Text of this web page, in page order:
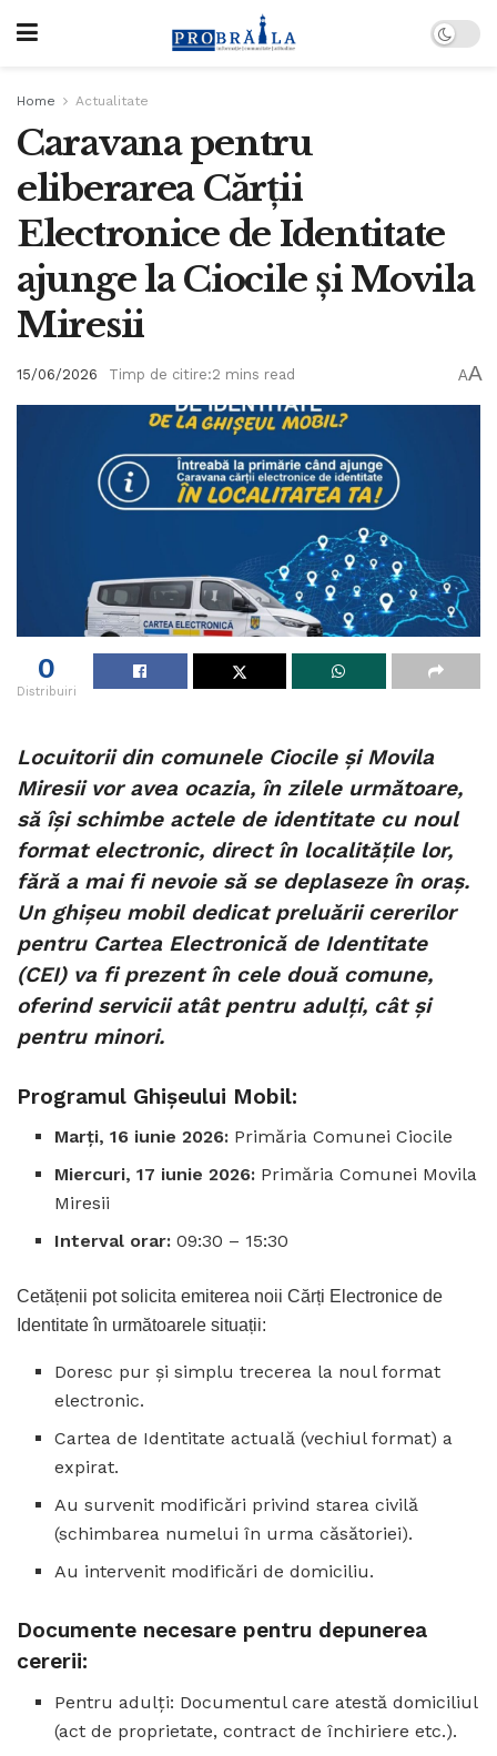
Home Actualitate
Caravana pentru
eliberarea Cărții
Electronice de Identitate
ajunge la Ciocile și Movila
Miresii
15/06/2026 Timp de citire:2 mins read AA
0
Distribuiri
Locuitorii din comunele Ciocile și Movila
Miresii vor avea ocazia, în zilele următoare,
să își schimbe actele de identitate cu noul
format electronic, direct în localitățile lor,
fără a mai fi nevoie să se deplaseze în oraș.
Un ghișeu mobil dedicat preluării cererilor
pentru Cartea Electronică de Identitate
(CEI) va fi prezent în cele două comune,
oferind servicii atât pentru adulți, cât și
pentru minori.
Programul Ghișeului Mobil:
Marți, 16 iunie 2026: Primăria Comunei Ciocile
Miercuri, 17 iunie 2026: Primăria Comunei Movila
Miresii
Interval orar: 09:30 – 15:30
Cetățenii pot solicita emiterea noii Cărți Electronice de
Identitate în următoarele situații:
Doresc pur și simplu trecerea la noul format
electronic.
Cartea de Identitate actuală (vechiul format) a
expirat.
Au survenit modificări privind starea civilă
(schimbarea numelui în urma căsătoriei).
Au intervenit modificări de domiciliu.
Documente necesare pentru depunerea
cererii:
Pentru adulți: Documentul care atestă domiciliul
(act de proprietate, contract de închiriere etc.).